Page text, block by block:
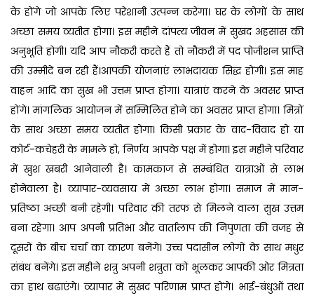
के होंगे जो आपके लिए परेशानी उत्पन्न करेगा। घर के लोगों के साथ
अच्छा समय व्यतीत होगा। इस महीने दांपत्य जीवन में सुखद अहसास की
अनुभूति होगी। यदि आप नौकरी करते हैं तो नौकरी में पद पोजीशन प्राप्ति
की उम्मीदें बन रही हैं।आपकी योजनाएं लाभदायक सिद्ध होंगी। इस माह
वाहन आदि का सुख भी उत्तम प्राप्त होगा। यात्राएं करने के अवसर प्राप्त
होंगे। मांगलिक आयोजन में सम्मिलित होने का अवसर प्राप्त होगा। मित्रों
के साथ अच्छा समय व्यतीत होगा। किसी प्रकार के वाद-विवाद हो या
कोर्ट-कचेहरी के मामले हो, निर्णय आपके पक्ष में होगा। इस महीने परिवार
में खुश खबरी आनेवाली है। कामकाज से सम्बंधित यात्राओं से लाभ
होनेवाला है। व्यापार-व्यवसाय में अच्छा लाभ होगा। समाज में मान-
प्रतिष्ठा अच्छी बनी रहेगी। परिवार की तरफ से मिलने वाला सुख उत्तम
बना रहेगा। आप अपनी प्रतिभा और वार्तालाप की निपुणता की वजह से
दूसरों के बीच चर्चा का कारण बनेंगे। उच्च पदासीन लोगों के साथ मधुर
संबंध बनेंगे। इस महीने शत्रु अपनी शत्रुता को भूलकर आपकी ओर मित्रता
का हाथ बढाएंगे। व्यापार में सुखद परिणाम प्राप्त होंगे। भाई-बंधुओं तथा